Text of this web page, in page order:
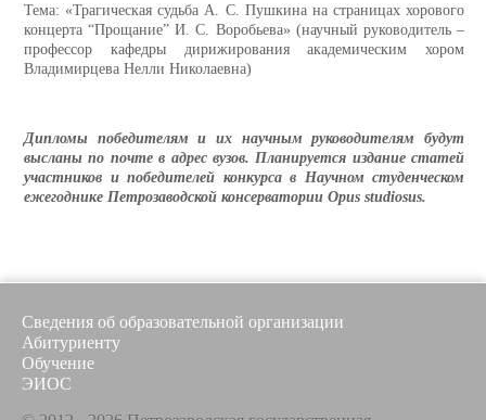
Тема: «Трагическая судьба А. С. Пушкина на страницах хорового
концерта “Прощание” И. С. Воробьева» (научный руководитель –
профессор кафедры дирижирования академическим хором
Владимирцева Нелли Николаевна)
Дипломы победителям и их научным руководителям будут
высланы по почте в адрес вузов. Планируется издание статей
участников и победителей конкурса в Научном студенческом
ежегоднике Петрозаводской консерватории Opus studiosus.
Сведения об образовательной организации
Абитуриенту
Обучение
ЭИОС